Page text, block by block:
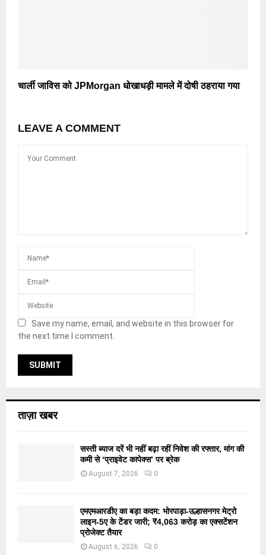
चार्ली जाविस को JPMorgan धोखाधड़ी मामले में दोषी ठहराया गया
LEAVE A COMMENT
Save my name, email, and website in this browser for
the next time I comment.
ताज़ा खबर
सस्ती ब्याज दरें भी नहीं बढ़ा रहीं निवेश की रफ्तार, मांग की
कमी से ‘प्राइवेट कापेक्स’ पर ब्रेक
August 7, 2026 0
एमएमआरडीए का बड़ा कदम: भोरपाड़ा-उल्हासनगर मेट्रो
लाइन-5ए के टेंडर जारी; ₹4,063 करोड़ का एक्सटेंशन
प्रोजेक्ट तैयार
August 6, 2026 0